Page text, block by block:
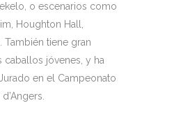
o escenarios como
Houghton Hall,
También tiene gran
jóvenes, y ha
en el Campeonato